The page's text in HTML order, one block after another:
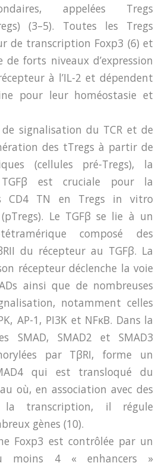
appelées Tregs
(3–5). Toutes les Tregs
de transcription Foxp3 (6) et
forts niveaux d’expression
à l’IL-2 et dépendent
pour leur homéostasie et
signalisation du TCR et de
des tTregs à partir de
(cellules pré-Tregs), la
est cruciale pour la
CD4 TN en Tregs in vitro
Le TGFβ se lie à un
composé des
du récepteur au TGFβ. La
récepteur déclenche la voie
ainsi que de nombreuses
notamment celles
AP-1, PI3K et NFκB. Dans la
SMAD, SMAD2 et SMAD3
par TβRI, forme un
qui est transloqué du
où, en association avec des
la transcription, il régule
gènes (10).
Foxp3 est contrôlée par un
moins 4 « enhancers »